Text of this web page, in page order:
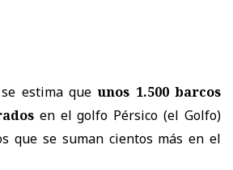
estima queunos 1.500 barcos
en el golfo Pérsico (el Golfo)
que se suman cientos más en el